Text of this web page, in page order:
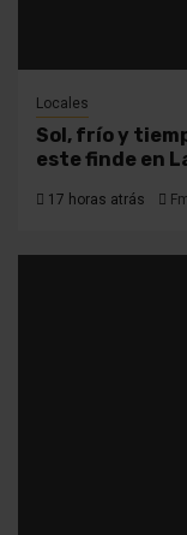
Locales
Sol, frío y
este finde en
17 horas atrás